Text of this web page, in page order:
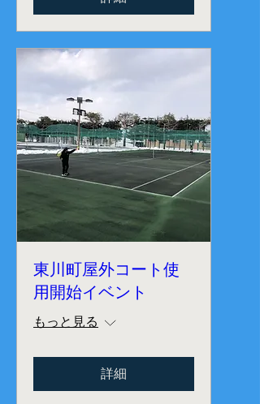
東川町屋外コート使
用開始イベント
もっと見る
詳細